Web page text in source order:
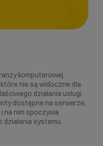
komputerowej.
nie są widoczne dla
działania usługi.
dostępne na serwerze,
na nim spoczywa
systemu.